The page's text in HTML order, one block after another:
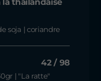
soja | coriandre
42 / 98
| "La ratte"